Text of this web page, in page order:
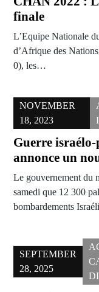
finale
L’Equipe Nationale
d’Afrique des
0), les…
NOVEMBER
18, 2023
Guerre
annonce un
Le gouvernement du
samedi que 12 300
bombardements
SEPTEMBER
28, 2025